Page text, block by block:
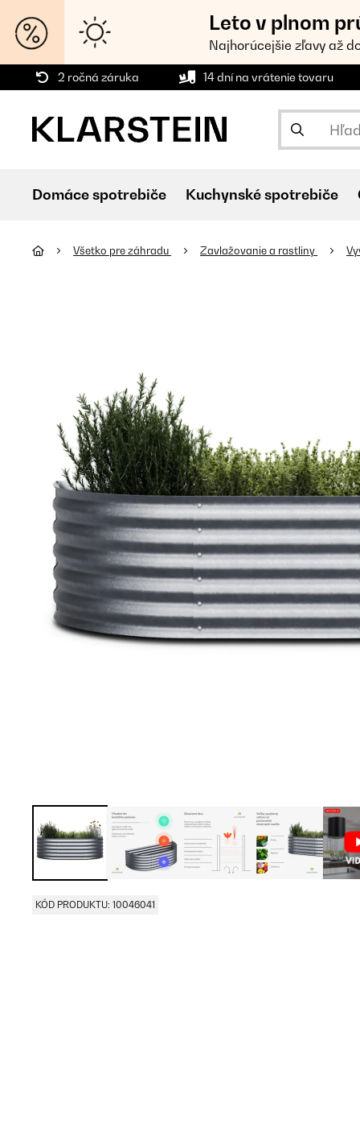
Leto v plnom
Najhorúcejšie zľavy až
2 ročná záruka 14 dní na vrátenie tovaru
Domáce spotrebiče Kuchynské spotrebiče
Všetko pre záhradu Zavlažovanie a rastliny
KÓD PRODUKTU: 10046041